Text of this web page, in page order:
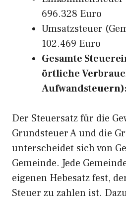
696.328 Euro
Umsatzsteuer
102.469 Euro
Gesamte
örtliche
Der Steuersatz für die
Grundsteuer A und die
unterscheidet sich von
Gemeinde. Jede
eigenen Hebesatz fest,
Steuer zu zahlen ist.